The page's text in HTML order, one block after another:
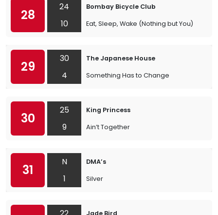
28
24
10
Bombay Bicycle Club
Eat, Sleep, Wake (Nothing but You)
29
30
4
The Japanese House
Something Has to Change
30
25
9
King Princess
Ain’t Together
31
N
1
DMA’s
Silver
Jade Bird